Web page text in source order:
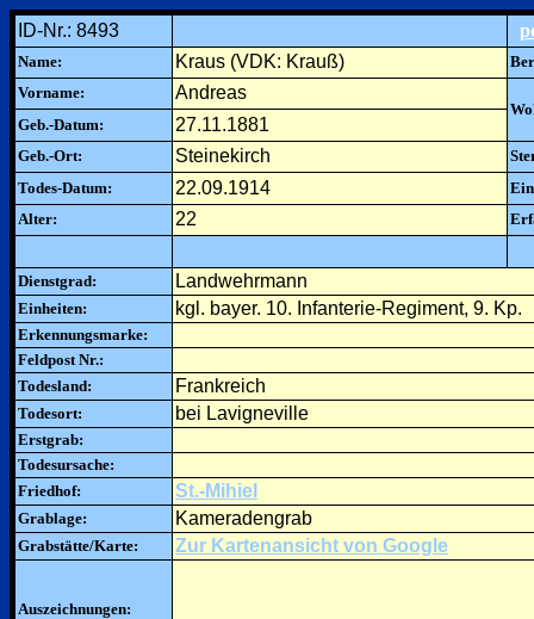
ID-Nr.: 8493
Name: Kraus (VDK: Krauß)
Vorname:
Andreas
Geb.-Datum:
27.11.1881
Geb.-Ort: Steinekirch
Todes-Datum:
22.09.1914
Alter:
22
Dienstgrad: Landwehrmann
Einheiten: kgl. bayer. 10. Infanterie-Regiment, 9. Kp.
Erkennungsmarke:
Feldpost Nr.:
Todesland:
Frankreich
Todesort: bei Lavigneville
Erstgrab:
Todesursache:
Friedhof:
St.-Mihiel
Grablage: Kameradengrab
Grabstätte/Karte: Zur Kartenansicht von Google
Auszeichnungen: